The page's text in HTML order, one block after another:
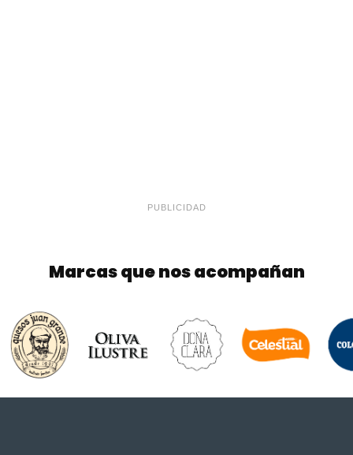
PUBLICIDAD
Marcas que nos acompañan